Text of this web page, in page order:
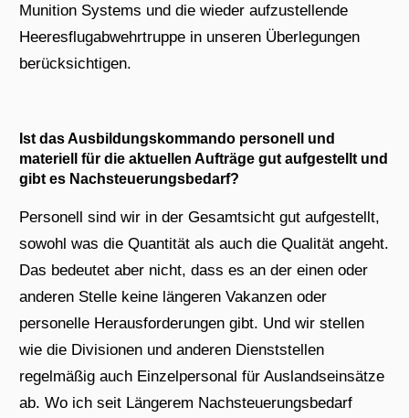
Munition Systems und die wieder aufzustellende
Heeresflugabwehrtruppe in unseren Überlegungen
berücksichtigen.
Ist das Ausbildungskommando personell und
materiell für die aktuellen Aufträge gut aufgestellt und
gibt es Nachsteuerungsbedarf?
Personell sind wir in der Gesamtsicht gut aufgestellt,
sowohl was die Quantität als auch die Qualität angeht.
Das bedeutet aber nicht, dass es an der einen oder
anderen Stelle keine längeren Vakanzen oder
personelle Herausforderungen gibt. Und wir stellen
wie die Divisionen und anderen Dienststellen
regelmäßig auch Einzelpersonal für Auslandseinsätze
ab. Wo ich seit Längerem Nachsteuerungsbedarf